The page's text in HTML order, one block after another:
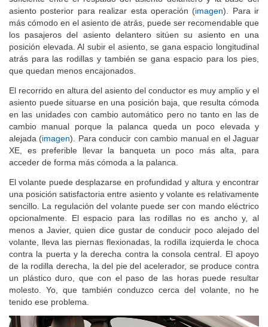
asiento posterior para realizar esta operación (imagen). Para ir
más cómodo en el asiento de atrás, puede ser recomendable que
los pasajeros del asiento delantero sitúen su asiento en una
posición elevada. Al subir el asiento, se gana espacio longitudinal
atrás para las rodillas y también se gana espacio para los pies,
que quedan menos encajonados.
El recorrido en altura del asiento del conductor es muy amplio y el
asiento puede situarse en una posición baja, que resulta cómoda
en las unidades con cambio automático pero no tanto en las de
cambio manual porque la palanca queda un poco elevada y
alejada (imagen). Para conducir con cambio manual en el Jaguar
XE, es preferible llevar la banqueta un poco más alta, para
acceder de forma más cómoda a la palanca.
El volante puede desplazarse en profundidad y altura y encontrar
una posición satisfactoria entre asiento y volante es relativamente
sencillo. La regulación del volante puede ser con mando eléctrico
opcionalmente. El espacio para las rodillas no es ancho y, al
menos a Javier, quien dice gustar de conducir poco alejado del
volante, lleva las piernas flexionadas, la rodilla izquierda le choca
contra la puerta y la derecha contra la consola central. El apoyo
de la rodilla derecha, la del pie del acelerador, se produce contra
un plástico duro, que con el paso de las horas puede resultar
molesto. Yo, que también conduzco cerca del volante, no he
tenido ese problema.